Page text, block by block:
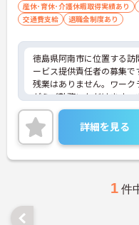
産休･育休･介護休暇取得実績あり
交通費支給
退職金制度あり
徳島県阿南市に位置する
ービス提供責任者の募集で
残業はありません。ワーク
がらご勤務いただけます
業・看護休暇の取得実績
変化しても働ける職場環境
ご興味のある方には、面
に詳細をご案内しますの
い！
詳細を見る
1 件